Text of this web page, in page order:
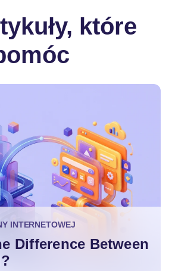
które
INTERNETOWEJ
Difference Between